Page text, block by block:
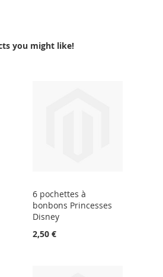
you might like!
6 pochettes à
bonbons Princesses
Disney
2,50 €